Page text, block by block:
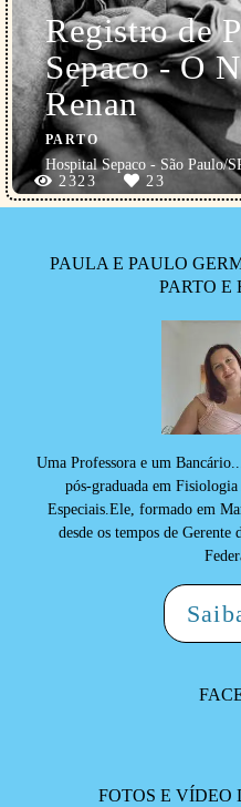
Registro de
Sepaco - O
Renan
PARTO
Hospital Sepaco - São Paulo/
2323
23
PAULA E PAULO
PARTO E
Uma Professora e um
pós-graduada em
Especiais.Ele, formado em
desde os tempos de
FOTOS E VÍDEO